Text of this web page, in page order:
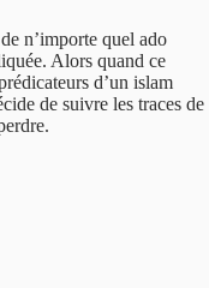
n’importe quel ado
Alors quand ce
d’un islam
de suivre les traces de